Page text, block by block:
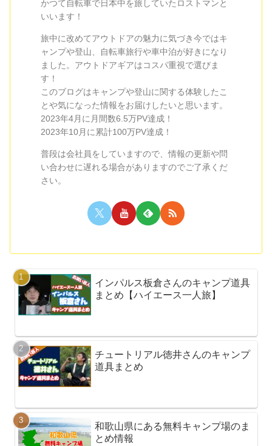
かつて自転車で日本中を旅していたロストマンと
いいます！
旅中に改めてアウトドアの魅力に気づき今ではキ
ャンプや登山、自転車旅行や車中泊が好きになり
ました。アウトドアギアはコスパ重視で選びま
す！
このブログはキャンプや登山に関する体験したこ
とや気になった情報をお届けしたいと思います。
2023年4月に月間数6.5万PV達成！
2023年10月に累計100万PV達成！
普段は会社員をしていますので、情報の更新や問
い合わせに遅れる場合がありますのでご了承くだ
さい。
インパルス板倉さんのキャンプ道具
まとめ【ハイエース一人旅】
チュートリアル徳井さんのキャンプ
道具まとめ
和歌山県にある無料キャンプ場のま
とめ情報